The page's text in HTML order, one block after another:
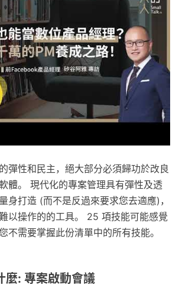
彈性和民主，絕大部分必須歸功於改良
體。 現代化的專案管理具有彈性及透
身打造 (而不是反過來要求您去適應)，
以操作的的工具。 25 項技能可能感覺
不需要掌握此份清單中的所有技能。
麼: 專案啟動會議